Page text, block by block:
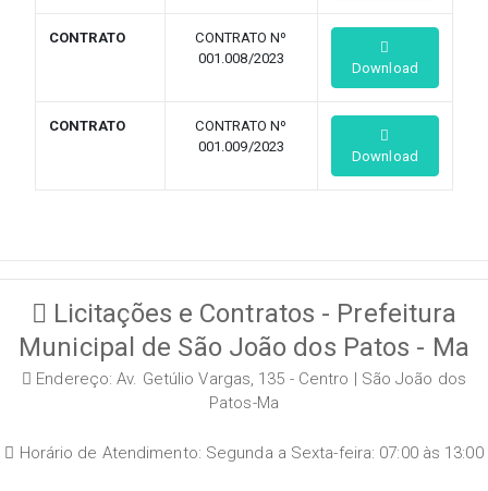
CONTRATO
CONTRATO Nº
001.008/2023
Download
CONTRATO
CONTRATO Nº
001.009/2023
Download
Licitações e Contratos - Prefeitura
Municipal de São João dos Patos - Ma
Endereço: Av. Getúlio Vargas, 135 - Centro | São João dos
Patos-Ma
Horário de Atendimento: Segunda a Sexta-feira: 07:00 às 13:00